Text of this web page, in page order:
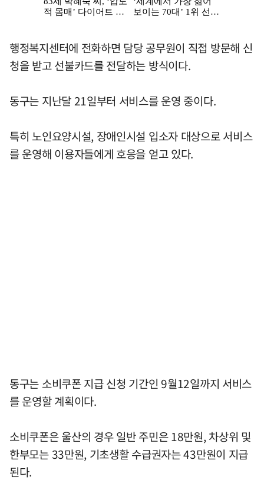
행정복지센터에 전화하면 담당 공무원이 직접 방문해 신
청을 받고 선불카드를 전달하는 방식이다.
동구는 지난달 21일부터 서비스를 운영 중이다.
특히 노인요양시설, 장애인시설 입소자 대상으로 서비스
를 운영해 이용자들에게 호응을 얻고 있다.
동구는 소비쿠폰 지급 신청 기간인 9월12일까지 서비스
를 운영할 계획이다.
소비쿠폰은 울산의 경우 일반 주민은 18만원, 차상위 및
한부모는 33만원, 기초생활 수급권자는 43만원이 지급
된다.